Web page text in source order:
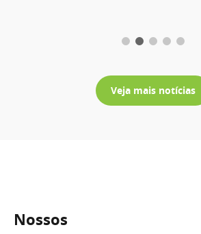
Veja mais notícias
Nossos